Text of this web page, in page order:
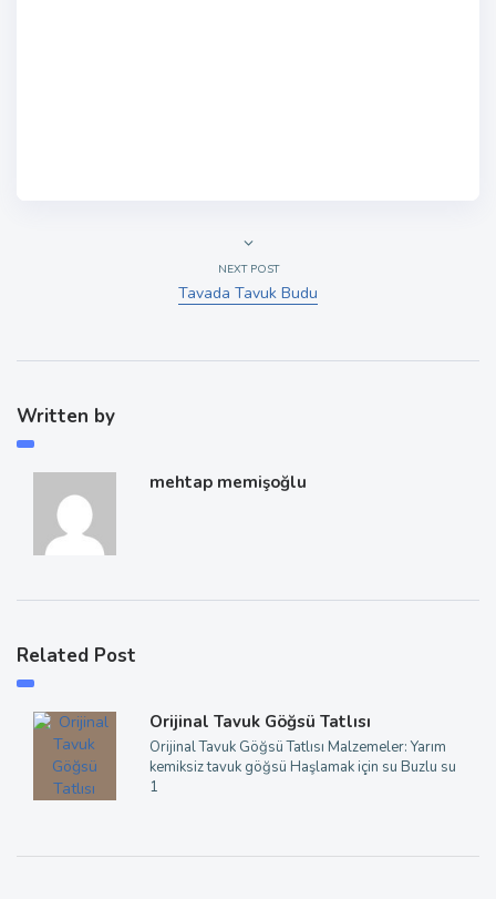
NEXT POST
Tavada Tavuk Budu
Written by
mehtap memişoğlu
Related Post
Orijinal Tavuk Göğsü Tatlısı
Orijinal Tavuk Göğsü Tatlısı Malzemeler: Yarım
kemiksiz tavuk göğsü Haşlamak için su Buzlu su
1